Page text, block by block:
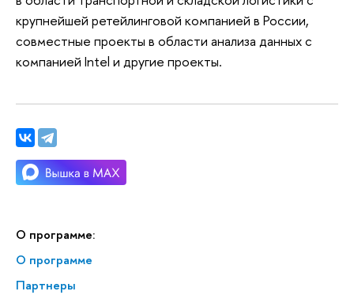
О программе:
О программе
Партнеры
крупнейшей ретейлинговой компанией в России,
совместные проекты в области анализа данных с
компанией Intel и другие проекты.